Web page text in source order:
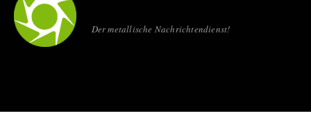
Der metallische Nachrichtendienst!